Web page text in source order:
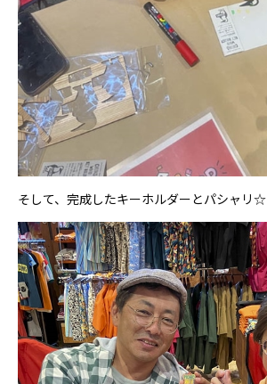
そして、完成したキーホルダーとパシャリ☆